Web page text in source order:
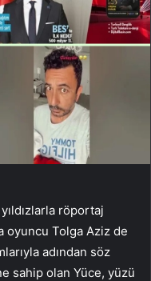
röportaj
oyuncu Tolga Aziz de
adından söz
sahip olan Yüce, yüzü